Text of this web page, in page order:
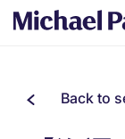
Back to